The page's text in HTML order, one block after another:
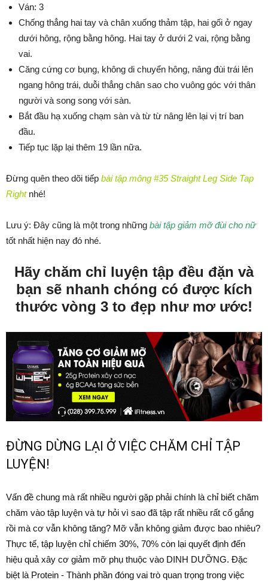
Ván: 3
Chống thẳng hai tay và chân xuống thảm tập, hai gối ở ngay
dưới hông, rộng bằng hông. Hai tay ở dưới 2 vai, rộng bằng
vai.
Căng cứng cơ bụng, không di chuyển hông, nâng đùi trái lên
ngang hông trái, duỗi thẳng chân sao cho vuông góc với thân
người và song song với sàn.
Bắt đầu hạ xuống chạm sàn và từ từ nâng lên lại vị trí ban
đầu.
Tiếp tục lặp lại thêm 19 lần nữa.
Đừng quên theo dõi tiếp bài tập mông #35 Straight Leg Side Tap
Rightnhé!
Lưu ý: Đây cũng là một trong những bài tập giảm mỡ đùi cho nữ
tốt nhất hiện nay đó nhé.
Hãy chăm chỉ luyện tập đều đặn và
bạn sẽ nhanh chóng có được kích
thước vòng 3 to đẹp như mơ ước!
ĐỪNG DỪNG LẠI Ở VIỆC CHĂM CHỈ TẬP
LUYỆN!
Vấn đề chung mà rất nhiều người gặp phải chính là chỉ biết chăm
chăm vào tập luyện và tự hỏi vì sao đã tập rất nhiều rất cố gắng
rồi mà cơ vẫn không tăng? Mỡ vẫn không giảm được bao nhiêu?
Thực tế, tập luyện chỉ chiếm 30%, 70% còn lại quyết định đến
hiệu quả xây cơ giảm mỡ phụ thuộc vào DINH DƯỠNG. Đặc
biệt là Protein - Thành phần đóng vai trò quan trọng trong việc